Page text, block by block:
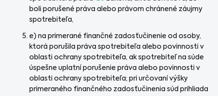
boli porušené práva alebo právom chránené záujmy
spotrebiteľa,
e) na primerané finančné zadosťučinenie od osoby,
ktorá porušila práva spotrebiteľa alebo povinnosti v
oblasti ochrany spotrebiteľa, ak spotrebiteľ na súde
úspešne uplatní porušenie práva alebo povinnosti v
oblasti ochrany spotrebiteľa; pri určovaní výšky
primeraného finančného zadosťučinenia súd prihliada